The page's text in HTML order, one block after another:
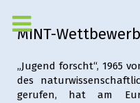
MINT-
„Jugend forscht“, 1965
des
gerufen, hat am